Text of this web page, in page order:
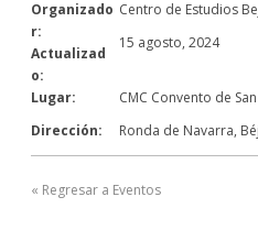
Organizado
r:
Centro de Estudios
Actualizad
o:
15 agosto, 2024
Lugar:
CMC Convento de
Dirección:
Ronda de Navarra,
« Regresar a Eventos